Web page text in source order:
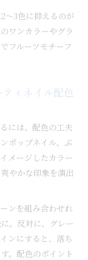
～3色に抑えるのが
ワンカラーやグラ
フルーツモチーフ
ィネイル配色
には、配色の工夫
ポップネイル、ぶ
メージしたカラー
やかな印象を演出
ンを組み合わせれ
。反対に、グレー
ンにすると、落ち
。配色のポイント